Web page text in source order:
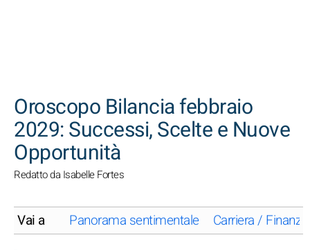
Oroscopo Bilancia febbraio
2029: Successi, Scelte e Nuove
Opportunità
Redatto da Isabelle Fortes
Vai a Panorama sentimentale Carriera / Finanze